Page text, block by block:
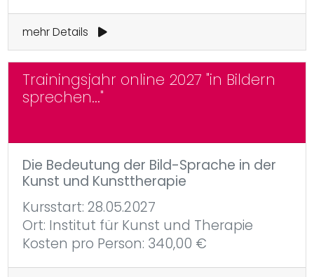
mehr Details
Trainingsjahr online 2027 "in Bildern
sprechen..."
Die Bedeutung der Bild-Sprache in der
Kunst und Kunsttherapie
Kursstart: 28.05.2027
Ort: Institut für Kunst und Therapie
Kosten pro Person: 340,00 €